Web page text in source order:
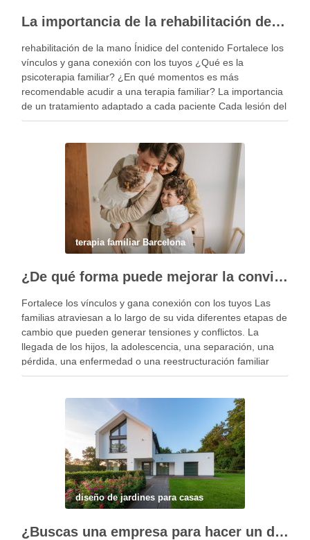
La importancia de la rehabilitación de la mano personalizada
rehabilitación de la mano Ínidice del contenido Fortalece los
vínculos y gana conexión con los tuyos ¿Qué es la
psicoterapia familiar? ¿En qué momentos es más
recomendable acudir a una terapia familiar? La importancia
de un tratamiento adaptado a cada paciente Cada lesión del
miembro superior es diferente y, por …
terapia familiar Barcelona
¿De qué forma puede mejorar la convivencia la terapia familiar?
Fortalece los vínculos y gana conexión con los tuyos Las
familias atraviesan a lo largo de su vida diferentes etapas de
cambio que pueden generar tensiones y conflictos. La
llegada de los hijos, la adolescencia, una separación, una
pérdida, una enfermedad o una reestructuración familiar
pueden alterar el equilibrio del …
diseño de jardines para casas
¿Buscas una empresa para hacer un diseño profesional de jardines en tu casa?